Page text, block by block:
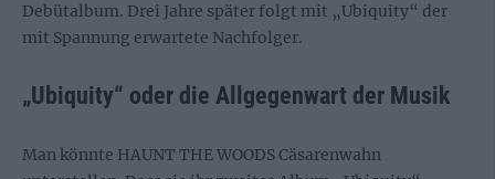
Debütalbum. Drei Jahre später folgt mit „Ubiquity“ der
mit Spannung erwartete Nachfolger.
„Ubiquity“ oder die Allgegenwart der Musik
Man könnte HAUNT THE WOODS Cäsarenwahn